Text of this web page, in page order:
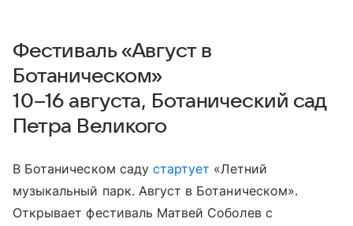
Фестиваль «Август в
Ботаническом»
10–16 августа, Ботанический сад
Петра Великого
В Ботаническом саду стартует «Летний
музыкальный парк. Август в Ботаническом».
Открывает фестиваль Матвей Соболев с